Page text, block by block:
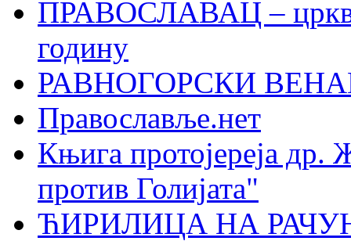
ПРАВОСЛАВАЦ –
годину
РАВНОГОРСКИ
Православље.нет
Књига протојереја др.
против Голијата"
ЋИРИЛИЦА НА